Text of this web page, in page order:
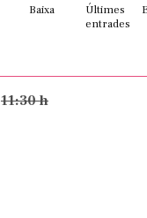
Baixa
Últimes
entrades
11:30 h